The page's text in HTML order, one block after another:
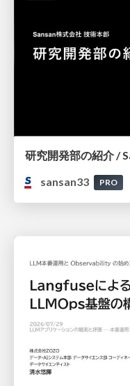
研究開発部の紹介 /
sansan33
PRO